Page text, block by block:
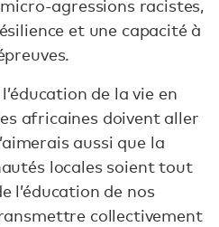
agressions racistes,
et une capacité à
de la vie en
africaines doivent aller
aussi que la
locales soient tout
l’éducation de nos
collectivement